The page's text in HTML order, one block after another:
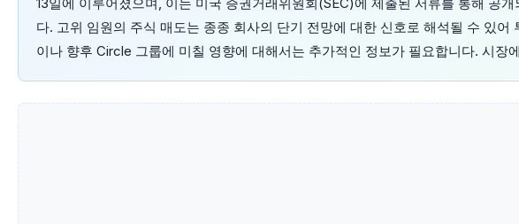
다. 고위 임원의 주식 매도는 종종 회사의 단기 전망에 대한 신호로 해석될 수 있
이나 향후 Circle 그룹에 미칠 영향에 대해서는 추가적인 정보가 필요합니다. 시